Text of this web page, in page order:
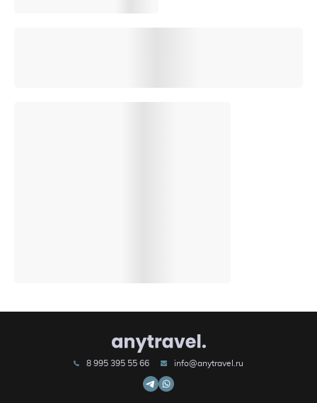
8 995 395 55 66 info@anytravel.ru